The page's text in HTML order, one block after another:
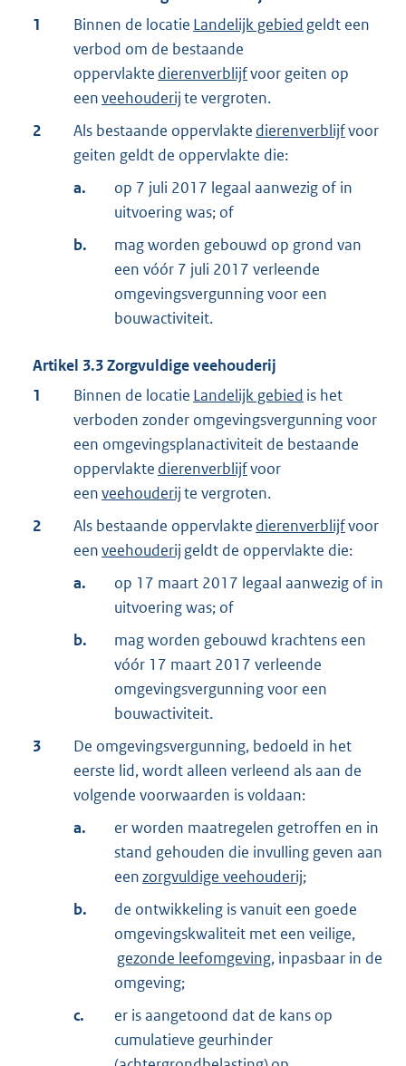
1
Binnen de locatie Landelijk gebied geldt een
verbod om de bestaande
oppervlakte dierenverblijfvoor geiten op
eenveehouderijte vergroten.
2
Als bestaande oppervlakte dierenverblijfvoor
geiten geldt de oppervlakte die:
a.
op 7 juli 2017 legaal aanwezig of in
uitvoering was; of
b.
mag worden gebouwd op grond van
een vóór 7 juli 2017 verleende
omgevingsvergunning voor een
bouwactiviteit.
Artikel 3.3Zorgvuldige veehouderij
1
Binnen de locatie Landelijk gebied is het
verboden zonder omgevingsvergunning voor
een omgevingsplanactiviteit de bestaande
oppervlakte dierenverblijfvoor
eenveehouderijte vergroten.
2
Als bestaande oppervlakte dierenverblijfvoor
eenveehouderij geldt de oppervlakte die:
a.
op 17 maart 2017 legaal aanwezig of in
uitvoering was; of
b.
mag worden gebouwd krachtens een
vóór 17 maart 2017 verleende
omgevingsvergunning voor een
bouwactiviteit.
3
De omgevingsvergunning, bedoeld in het
eerste lid, wordt alleen verleend als aan de
volgende voorwaarden is voldaan:
a.
er worden maatregelen getroffen en in
stand gehouden die invulling geven aan
eenzorgvuldige veehouderij;
b.
de ontwikkeling is vanuit een goede
omgevingskwaliteit met een veilige,
gezonde leefomgeving, inpasbaar in de
omgeving;
c.
er is aangetoond dat de kans op
cumulatieve geurhinder